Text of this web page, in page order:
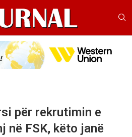
për rekrutimin e
në FSK, këto janë